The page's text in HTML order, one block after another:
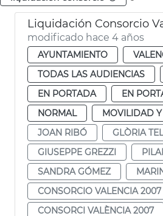
Liquidación Consorcio
modificado hace 4 años
AYUNTAMIENTO
TODAS LAS AUDIENCIAS
EN PORTADA
EN
NORMAL
MOVILIDAD
JOAN RIBÓ
GLÒRIA
GIUSEPPE GREZZI
SANDRA GÓMEZ
CONSORCIO VALENCIA 2007
CONSORCI VALÈNCIA 2007